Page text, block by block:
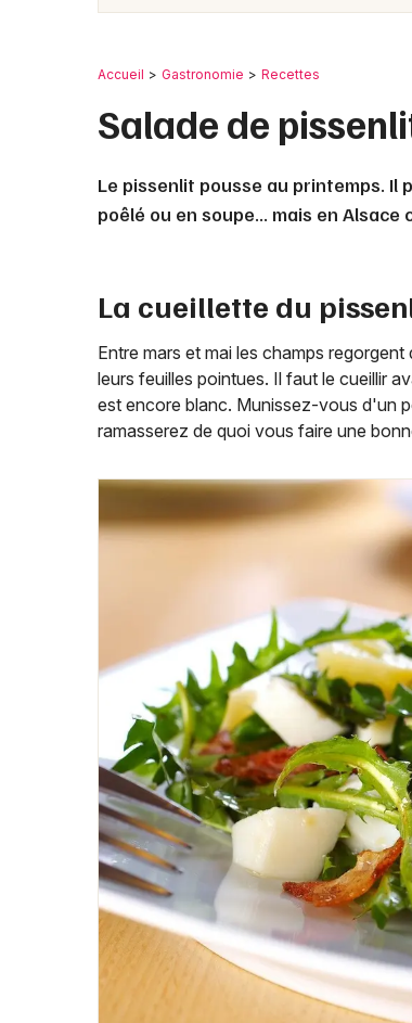
Accueil Gastronomie Recettes
Salade de
Le pissenlit pousse au printemps. Il
poêlé ou en soupe... mais en
La cueillette du
Entre mars et mai les champs
leurs feuilles pointues. Il faut le cueillir
est encore blanc. Munissez-vous d'un
ramasserez de quoi vous faire une